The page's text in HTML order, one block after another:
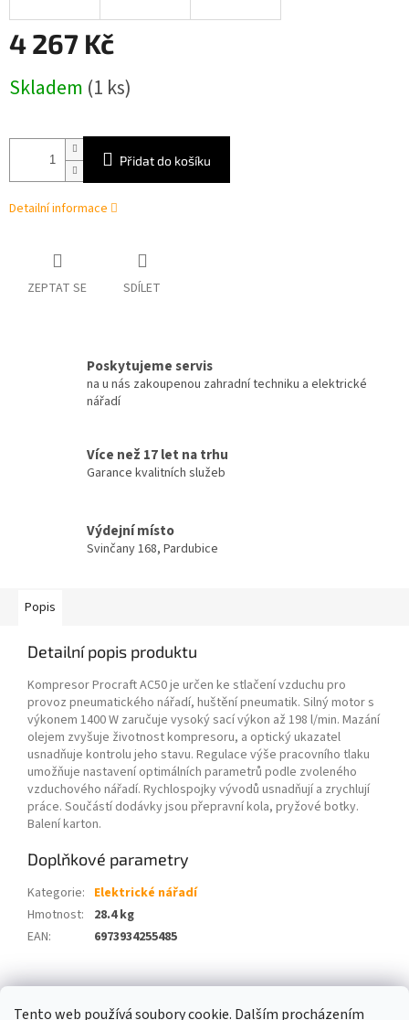
Tento web používá soubory cookie. Dalším procházením
4 267 Kč
cena:
Skladem (1 ks)
Přidat do košíku
Detailní informace
ZEPTAT SE SDÍLET
Poskytujeme servis
na u nás zakoupenou zahradní techniku a elektrické
nářadí
Více než 17 let na trhu
Garance kvalitních služeb
Výdejní místo
Svinčany 168, Pardubice
Popis
Detailní popis produktu
Kompresor Procraft AC50 je určen ke stlačení vzduchu pro
provoz pneumatického nářadí, huštění pneumatik. Silný motor s
výkonem 1400 W zaručuje vysoký sací výkon až 198 l/min. Mazání
olejem zvyšuje životnost kompresoru, a optický ukazatel
usnadňuje kontrolu jeho stavu. Regulace výše pracovního tlaku
umožňuje nastavení optimálních parametrů podle zvoleného
vzduchového nářadí. Rychlospojky vývodů usnadňují a zrychlují
práce. Součástí dodávky jsou přepravní kola, pryžové botky.
Balení karton.
Doplňkové parametry
Kategorie: Elektrické nářadí
Hmotnost:
28.4 kg
EAN: 6973934255485
Z